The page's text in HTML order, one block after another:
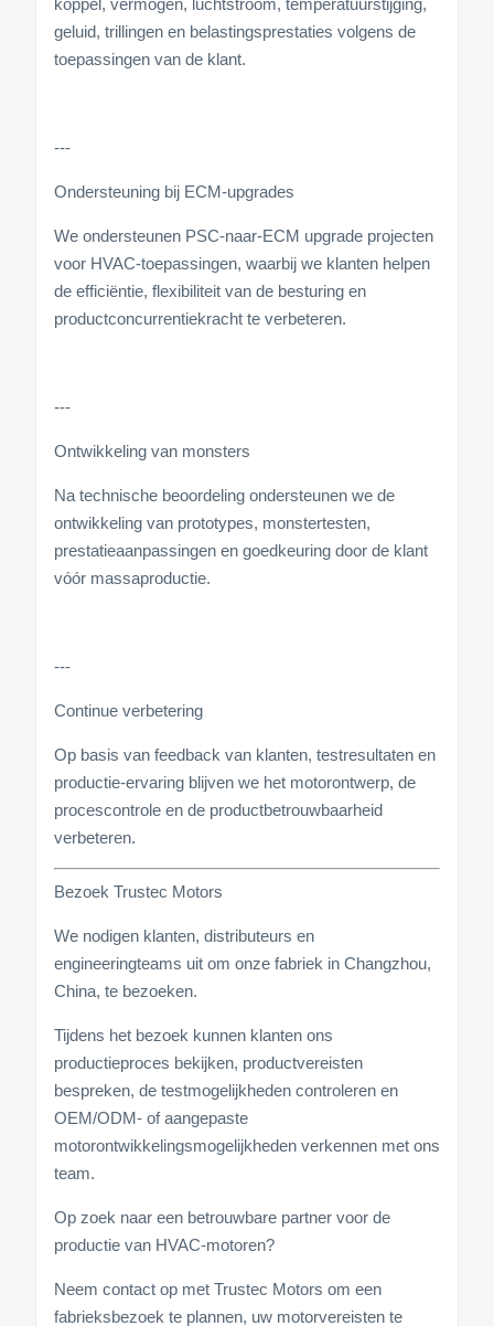
geluid, trillingen en belastingsprestaties volgens de
toepassingen van de klant.
---
Ondersteuning bij ECM-upgrades
We ondersteunen PSC-naar-ECM upgrade projecten
voor HVAC-toepassingen, waarbij we klanten helpen
de efficiëntie, flexibiliteit van de besturing en
productconcurrentiekracht te verbeteren.
---
Ontwikkeling van monsters
Na technische beoordeling ondersteunen we de
ontwikkeling van prototypes, monstertesten,
prestatieaanpassingen en goedkeuring door de klant
vóór massaproductie.
---
Continue verbetering
Op basis van feedback van klanten, testresultaten en
productie-ervaring blijven we het motorontwerp, de
procescontrole en de productbetrouwbaarheid
verbeteren.
Bezoek Trustec Motors
We nodigen klanten, distributeurs en
engineeringteams uit om onze fabriek in Changzhou,
China, te bezoeken.
Tijdens het bezoek kunnen klanten ons
productieproces bekijken, productvereisten
bespreken, de testmogelijkheden controleren en
OEM/ODM- of aangepaste
motorontwikkelingsmogelijkheden verkennen met ons
team.
Op zoek naar een betrouwbare partner voor de
productie van HVAC-motoren?
Neem contact op met Trustec Motors om een
fabrieksbezoek te plannen, uw motorvereisten te